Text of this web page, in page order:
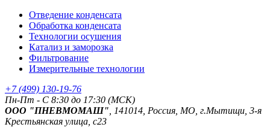
Отведение конденсата
Обработка конденсата
Технологии осушения
Катализ и заморозка
Фильтрование
Измерительные технологии
+7 (499) 130-19-76
Пн-Пт - C 8:30 до 17:30 (МСК)
ООО "ПНЕВМОМАШ" , 141014, Россия, МО, г.Мытищи, 3-я
Крестьянская улица, с23